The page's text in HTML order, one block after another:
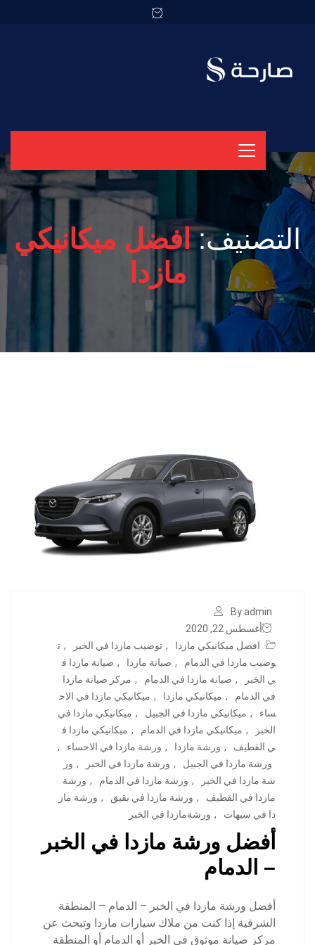
التصنيف:افضل ميكانيكي
مازدا
By admin
أغسطس 22, 2020
افضل ميكانيكي مازدا
, توضيب مازدا في الخبر , ت
وضيب مازدا في الدمام
, صيانة مازدا , صيانة مازدا ف
ي الخبر
, صيانة مازدا في الدمام , مركز صيانة مازدا
في الدمام
, ميكانيكي مازدا , ميكانيكي مازدا في الاح
ساء
, ميكانيكي مازدا في الجبيل , ميكانيكي مازدا في
الخبر
, ميكانيكي مازدا في الدمام , ميكانيكي مازدا ف
ي القطيف
, ورشة مازدا , ورشة مازدا في الاحساء
,
ورشة مازدا في الجبيل
, ورشة مازدا في الحبر , ور
شة مازدا في الخبر
, ورشة مازدا في الدمام , ورشة
مازدا في القطيف
, ورشة مازدا في بقيق , ورشة ماز
دا في سيهات
, ورشةمازدا في الخبر
أفضل ورشة مازدا في الخبر
– الدمام
أفضل ورشة مازدا في الخبر – الدمام – المنطقة
الشرقية إذا كنت من ملاك سيارات مازدا وتبحث عن
مركز صيانة موثوق في الخبر أو الدمام أو المنطقة